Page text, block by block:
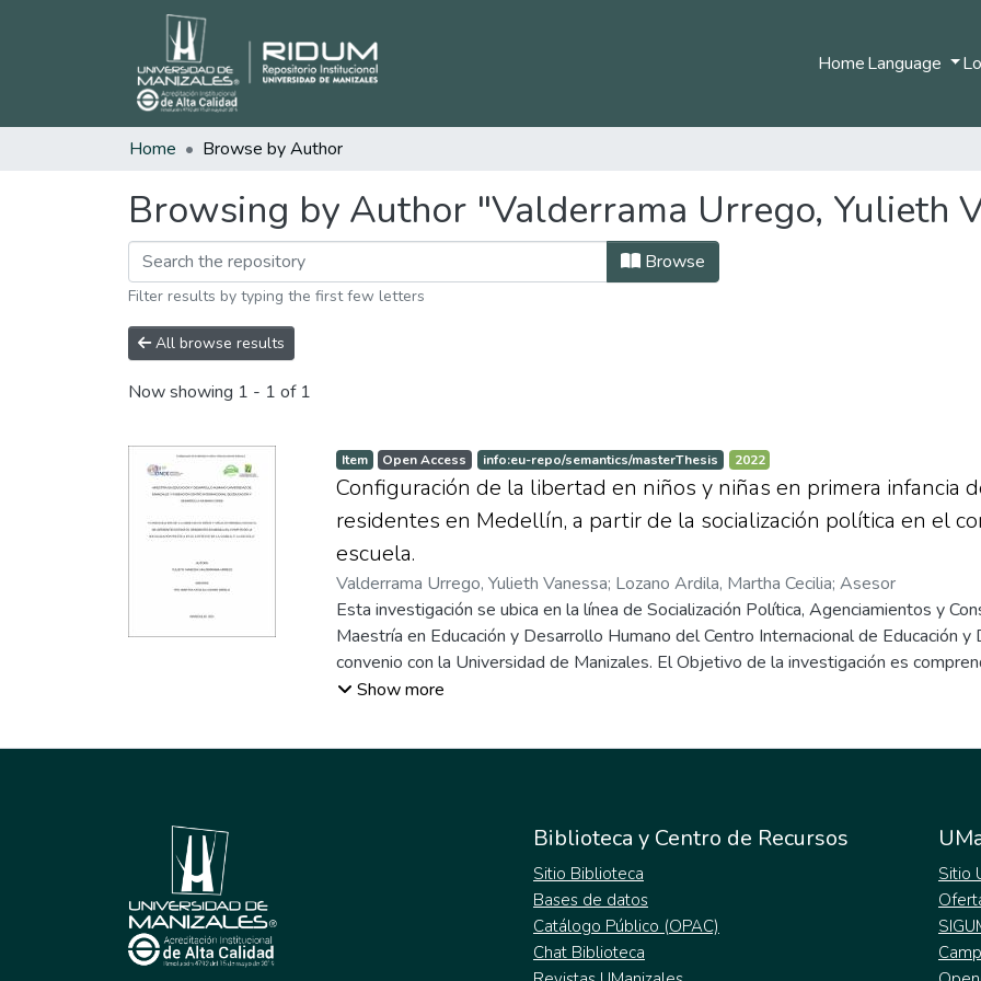
HomeLanguage
Home Browse by Author
Browsing by Author "Valderrama Urrego, Yulieth
Browse
Filter results by typing the first few letters
All browse results
Now showing 1 - 1 of 1
Item Open Access info:eu-repo/semantics/masterThesis 2022
Configuración de la libertad en niños y niñas en primera infancia
residentes en Medellín, a partir de la socialización política en el
escuela.
Valderrama Urrego, Yulieth Vanessa; Lozano Ardila, Martha Cecilia; Asesor
Esta investigación se ubica en la línea de Socialización Política, Agenciamientos y
Maestría en Educación y Desarrollo Humano del Centro Internacional de Educación
convenio con la Universidad de Manizales. El Objetivo de la investigación es
configura la libertad en niños y niñas de primera infancia, de diferentes estratos de la
flexibilidad, pero en ninguno el tema de la libertad fue objeto deliberado de la
socialización política específicamente.
Show more
Biblioteca y Centro de Recursos
Sitio Biblioteca
Bases de datos
Catálogo Público (OPAC)
Chat Biblioteca
Sitio